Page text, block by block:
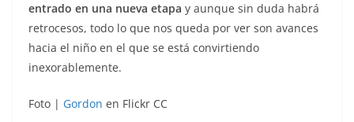
entrado en una nueva etapa y aunque sin duda habrá
retrocesos, todo lo que nos queda por ver son avances
hacia el niño en el que se está convirtiendo
inexorablemente.
Foto | Gordon en Flickr CC